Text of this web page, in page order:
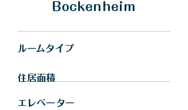
Bockenheim
​ルームタイプ
住居面積
エレベーター